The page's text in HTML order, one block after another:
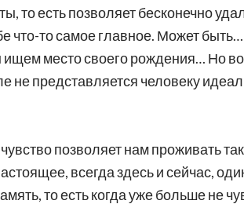
то есть позволяет бесконечно
что-то самое главное. Может
место своего рождения… Но
не представляется человеку
позволяет нам проживать
всегда здесь и сейчас,
то есть когда уже больше не